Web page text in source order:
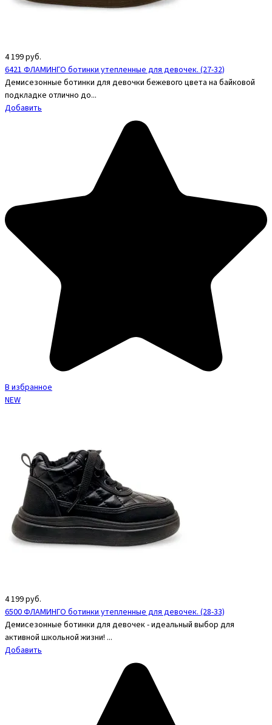
4 199руб.
6421 ФЛАМИНГО ботинки утепленные для девочек. (27-32)
Демисезонные ботинки для девочки бежевого цвета на байковой
подкладке отлично до...
Добавить
В избранное
NEW
4 199руб.
6500 ФЛАМИНГО ботинки утепленные для девочек. (28-33)
Демисезонные ботинки для девочек - идеальный выбор для
активной школьной жизни! ...
Добавить